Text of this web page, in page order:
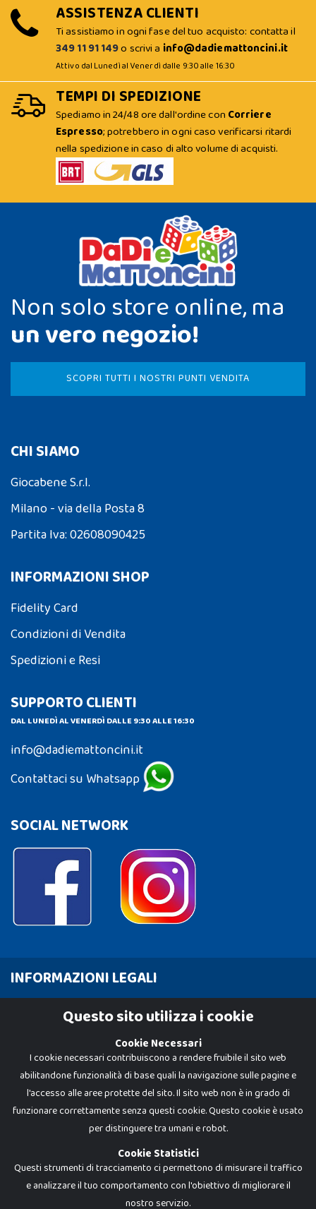
ASSISTENZA CLIENTI
Ti assistiamo in ogni fase del tuo acquisto: contatta il
349 11 91 149o scrivi a info@dadiemattoncini.it
Attivo dal Lunedì al Venerdì dalle 9:30 alle 16:30
TEMPI DI SPEDIZIONE
Spediamo in 24/48 ore dall'ordine con Corriere
Espresso; potrebbero in ogni caso verificarsi ritardi
nella spedizione in caso di alto volume di acquisti.
Non solo store online, ma
un vero negozio!
SCOPRI TUTTI I NOSTRI PUNTI VENDITA
CHI SIAMO
Giocabene S.r.l.
Milano - via della Posta 8
Partita Iva: 02608090425
INFORMAZIONI SHOP
Fidelity Card
Condizioni di Vendita
Spedizioni e Resi
SUPPORTO CLIENTI
DAL LUNEDÌ AL VENERDÌ DALLE 9:30 ALLE 16:30
info@dadiemattoncini.it
Contattaci su Whatsapp
SOCIAL NETWORK
INFORMAZIONI LEGALI
Cookie Policy
Dadi e Mattoncini è un brand di Giocabene Srl. Ogni riproduzione o utilizzo non
Questo sito utilizza i cookie
Cookie Necessari
I cookie necessari contribuiscono a rendere fruibile il sito web
abilitandone funzionalità di base quali la navigazione sulle pagine e
l'accesso alle aree protette del sito. Il sito web non è in grado di
funzionare correttamente senza questi cookie. Questo cookie è usato
per distinguere tra umani e robot.
Cookie Statistici
Questi strumenti di tracciamento ci permettono di misurare il traffico
e analizzare il tuo comportamento con l'obiettivo di migliorare il
nostro servizio.